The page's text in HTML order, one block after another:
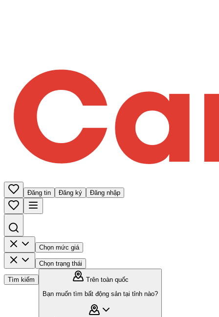
Đăng tin Đăng ký Đăng nhập
Chọn mức giá
Chọn trạng thái
Tìm kiếm
Trên toàn quốc
Bạn muốn tìm bất động sản tại tỉnh nào?